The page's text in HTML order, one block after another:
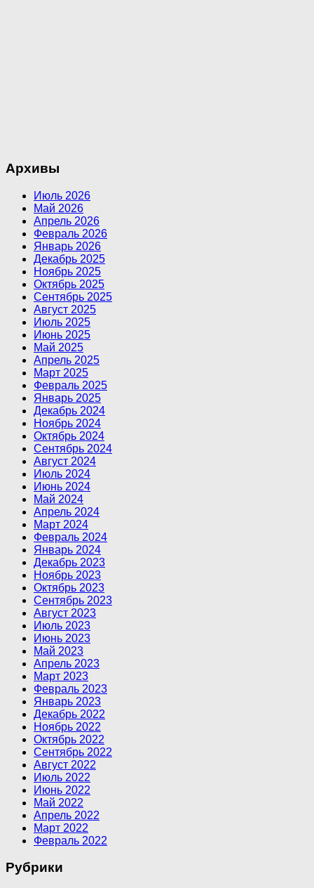
Архивы
Июль 2026
Май 2026
Апрель 2026
Февраль 2026
Январь 2026
Декабрь 2025
Ноябрь 2025
Октябрь 2025
Сентябрь 2025
Август 2025
Июль 2025
Июнь 2025
Май 2025
Апрель 2025
Март 2025
Февраль 2025
Январь 2025
Декабрь 2024
Ноябрь 2024
Октябрь 2024
Сентябрь 2024
Август 2024
Июль 2024
Июнь 2024
Май 2024
Апрель 2024
Март 2024
Февраль 2024
Январь 2024
Декабрь 2023
Ноябрь 2023
Октябрь 2023
Сентябрь 2023
Август 2023
Июль 2023
Июнь 2023
Май 2023
Апрель 2023
Март 2023
Февраль 2023
Январь 2023
Декабрь 2022
Ноябрь 2022
Октябрь 2022
Сентябрь 2022
Август 2022
Июль 2022
Июнь 2022
Май 2022
Апрель 2022
Март 2022
Февраль 2022
Рубрики